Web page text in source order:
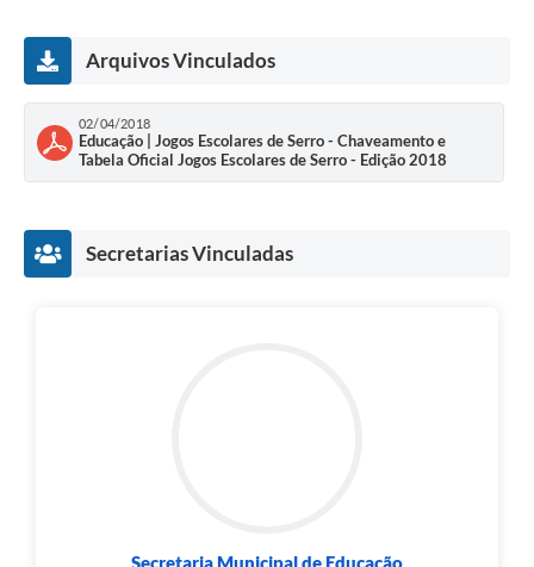
Telefones Úteis
Contratos, Convênios e Publicações MROSC
Ouvidoria Municipal
Notícias
Contato
Arquivos Vinculados
02/04/2018
Educação | Jogos Escolares de Serro - Chaveamento e
Tabela Oficial Jogos Escolares de Serro - Edição 2018
Secretarias Vinculadas
Secretaria Municipal de Educação